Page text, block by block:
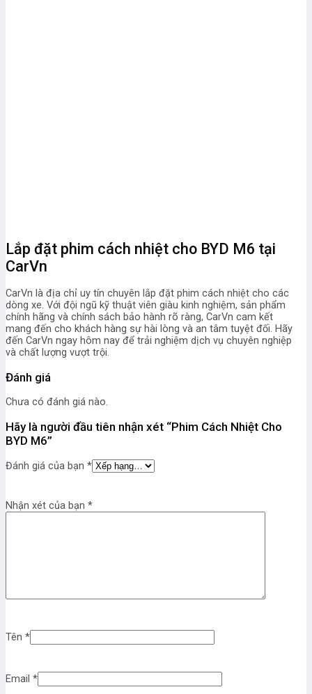
Lắp đặt phim cách nhiệt cho BYD M6 tại
CarVn
CarVn là địa chỉ uy tín chuyên lắp đặt phim cách nhiệt cho các
dòng xe. Với đội ngũ kỹ thuật viên giàu kinh nghiệm, sản phẩm
chính hãng và chính sách bảo hành rõ ràng, CarVn cam kết
mang đến cho khách hàng sự hài lòng và an tâm tuyệt đối. Hãy
đến CarVn ngay hôm nay để trải nghiệm dịch vụ chuyên nghiệp
và chất lượng vượt trội.
Đánh giá
Chưa có đánh giá nào.
Hãy là người đầu tiên nhận xét “Phim Cách Nhiệt Cho
BYD M6”
Đánh giá của bạn *
Nhận xét của bạn *
Tên *
Email *